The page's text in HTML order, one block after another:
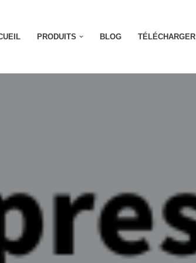
PRODUITS BLOG TÉLÉCHARGER